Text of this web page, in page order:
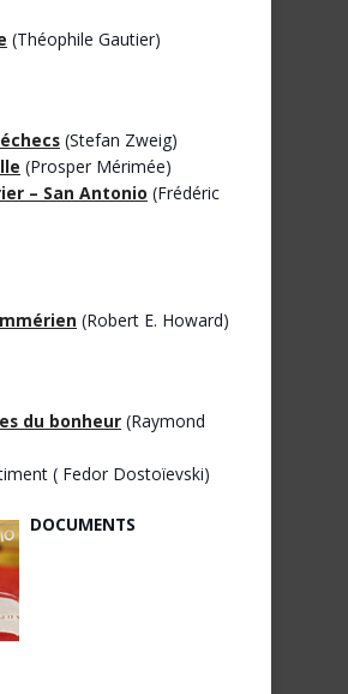
(Théophile Gautier)
(Stefan Zweig)
(Prosper Mérimée)
– San Antonio (Frédéric
(Robert E. Howard)
du bonheur (Raymond
( Fedor Dostoïevski)
DOCUMENTS